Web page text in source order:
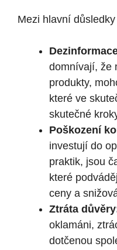
Mezi hlavní
domnívají, že
produkty,
které ve
skutečné
Poškození
investují do
praktik, jsou
které
ceny a
Ztráta
oklamáni,
dotčenou